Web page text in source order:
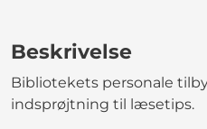
Beskrivelse
Bibliotekets personale
indsprøjtning til læsetips.